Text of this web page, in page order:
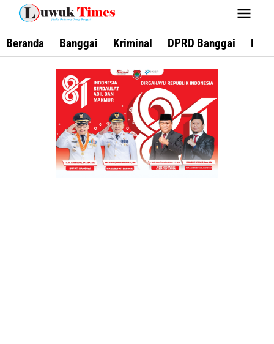
Lewati
konten
Beranda Banggai Kriminal DPRD Banggai